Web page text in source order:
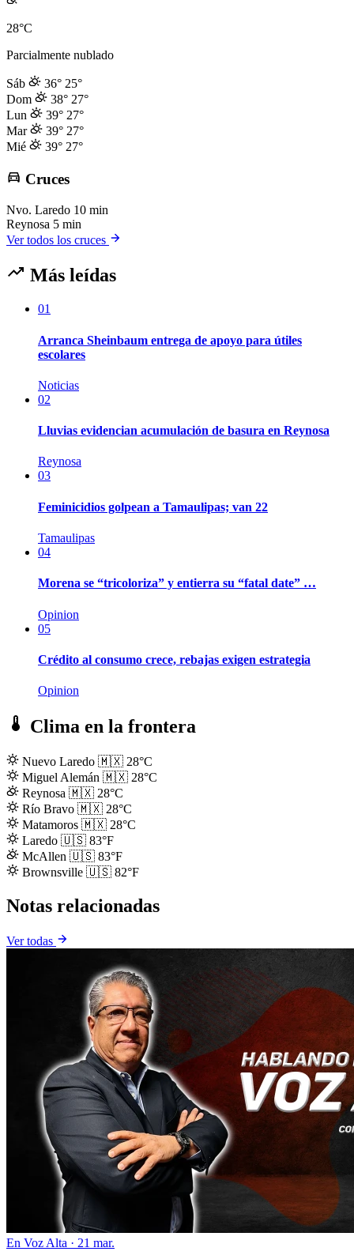
28°C
Parcialmente nublado
Sáb 36° 25°
Dom
38° 27°
Lun
39° 27°
Mar
39° 27°
Mié
39° 27°
Cruces
Nvo. Laredo 10 min
Reynosa 5 min
Ver todos los cruces
Más leídas
01
Arranca Sheinbaum entrega de apoyo para útiles
escolares
Noticias
02
Lluvias evidencian acumulación de basura en Reynosa
Reynosa
03
Feminicidios golpean a Tamaulipas; van 22
Tamaulipas
04
Morena se “tricoloriza” y entierra su “fatal date” …
Opinion
05
Crédito al consumo crece, rebajas exigen estrategia
Opinion
Clima en la frontera
Nuevo Laredo 🇲🇽 28°C
Miguel Alemán 🇲🇽 28°C
Reynosa 🇲🇽 28°C
Río Bravo 🇲🇽 28°C
Matamoros 🇲🇽 28°C
Laredo 🇺🇸 83°F
McAllen 🇺🇸 83°F
Brownsville 🇺🇸 82°F
Notas relacionadas
Ver todas
En Voz Alta · 21 mar.